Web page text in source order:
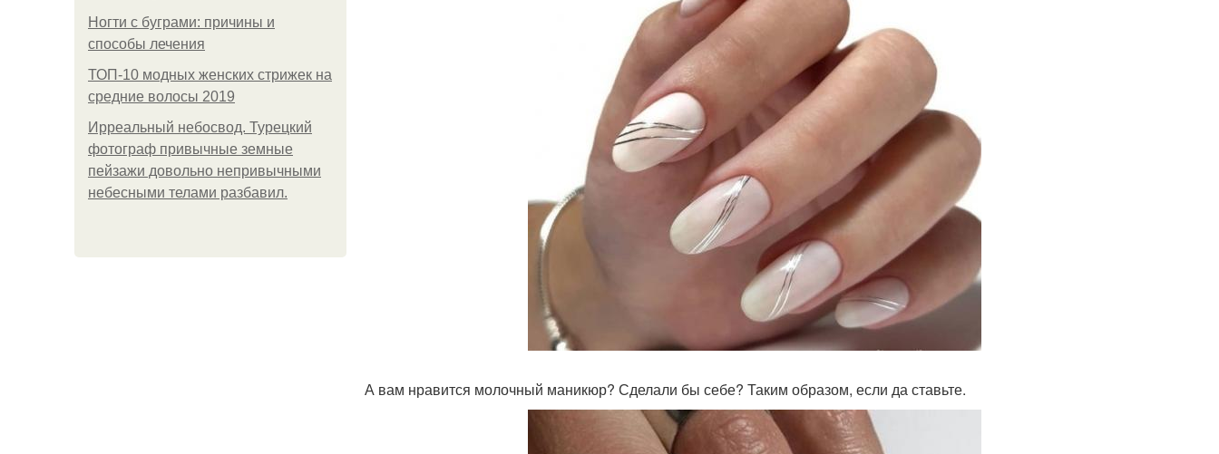
Ногти с буграми: причины и
способы лечения
ТОП-10 модных женских стрижек на
средние волосы 2019
Ирреальный небосвод. Турецкий
фотограф привычные земные
пейзажи довольно непривычными
небесными телами разбавил.
А вам нравится молочный маникюр? Сделали бы себе? Таким образом, если да ставьте.